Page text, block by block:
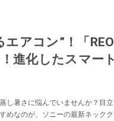
エアコン”！「
進化したスマー
し暑さに悩んでいませんか？目
めなのが、ソニーの最新ネック